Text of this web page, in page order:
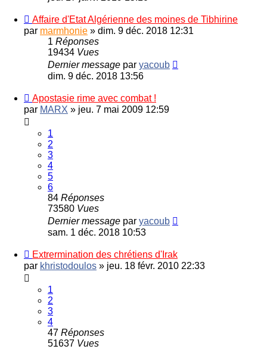
Affaire d'Etat Algérienne des moines de Tibhirine
par marmhonie » dim. 9 déc. 2018 12:31
1 Réponses
19434 Vues
Dernier message par yacoub
dim. 9 déc. 2018 13:56
Apostasie rime avec combat !
par MARX » jeu. 7 mai 2009 12:59
1
2
3
4
5
6
84 Réponses
73580 Vues
Dernier message par yacoub
sam. 1 déc. 2018 10:53
Extrermination des chrétiens d'Irak
par khristodoulos » jeu. 18 févr. 2010 22:33
1
2
3
4
47 Réponses
51637 Vues